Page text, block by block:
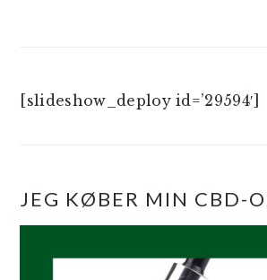
[slideshow_deploy id=’29594′]
JEG KØBER MIN CBD-